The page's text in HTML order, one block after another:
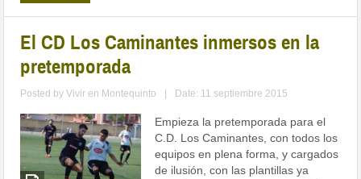
El CD Los Caminantes inmersos en la
pretemporada
Posted byVivir en Montequinto Date: 11 septiembre 2015
Empieza la pretemporada para el
C.D. Los Caminantes, con todos los
equipos en plena forma, y cargados
de ilusión, con las plantillas ya